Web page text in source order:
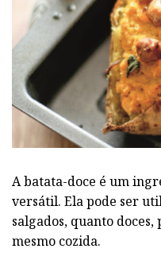
A batata-doce é um
versátil. Ela pode ser
salgados, quanto
mesmo cozida.